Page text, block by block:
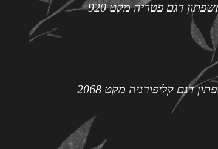
דגם פטריה מקט 920
דגם קליפורניה מקט 2068